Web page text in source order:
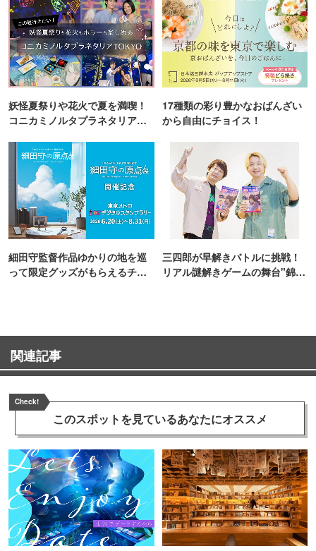
妖怪夏祭りや花火で夏を満喫！
コニカミノルタプラネタリア
17種類の彩り豊かなおばんざい
から自由にチョイス！
細田守監督作品ゆかりの地を巡
って限定グッズがもらえるチャ
三四郎が早解きバトルに挑戦！
リアル謎解きゲームの舞台"錦糸
関連記事
Check!
このスポットを見ているあなたにオススメ